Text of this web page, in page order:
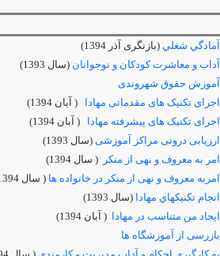
آمادگي شغلي (بازنگری آذر 1394)
آداب و معاشرت كودكان و نوجوانان (سال 1393)
آموزش حقوق شهروندی
اجرای تکنیک های مقدماتی مهادا
( آبان 1394)
اجرای تکنیک های پیشرفته مهادا
( آبان 1394)
ارزیابی درونی مراکز آموزشی (سال 1393)
امر به معروف و نهی از منکر
( سال 1394)
امربه معروف و نهی از منکر در خانواده ها ( سال 1394)
انجام تكنيكهاي مهادا (سال 1393)
ایجاد من متناسب در مهادا
( آبان 1394)
بازرسی از آموزشگاه ها